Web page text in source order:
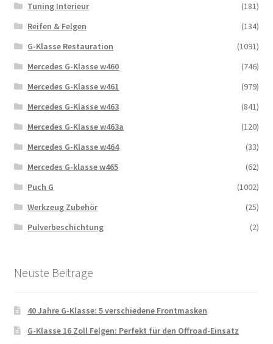
Tuning Interieur
(181)
Reifen & Felgen
(134)
G-Klasse Restauration
(1091)
Mercedes G-Klasse w460
(746)
Mercedes G-Klasse w461
(979)
Mercedes G-Klasse w463
(841)
Mercedes G-Klasse w463a
(120)
Mercedes G-Klasse w464
(33)
Mercedes G-klasse w465
(62)
Puch G
(1002)
Werkzeug Zubehör
(25)
Pulverbeschichtung
(2)
Neuste Beitrage
40 Jahre G-Klasse: 5 verschiedene Frontmasken
G-Klasse 16 Zoll Felgen: Perfekt für den Offroad-Einsatz